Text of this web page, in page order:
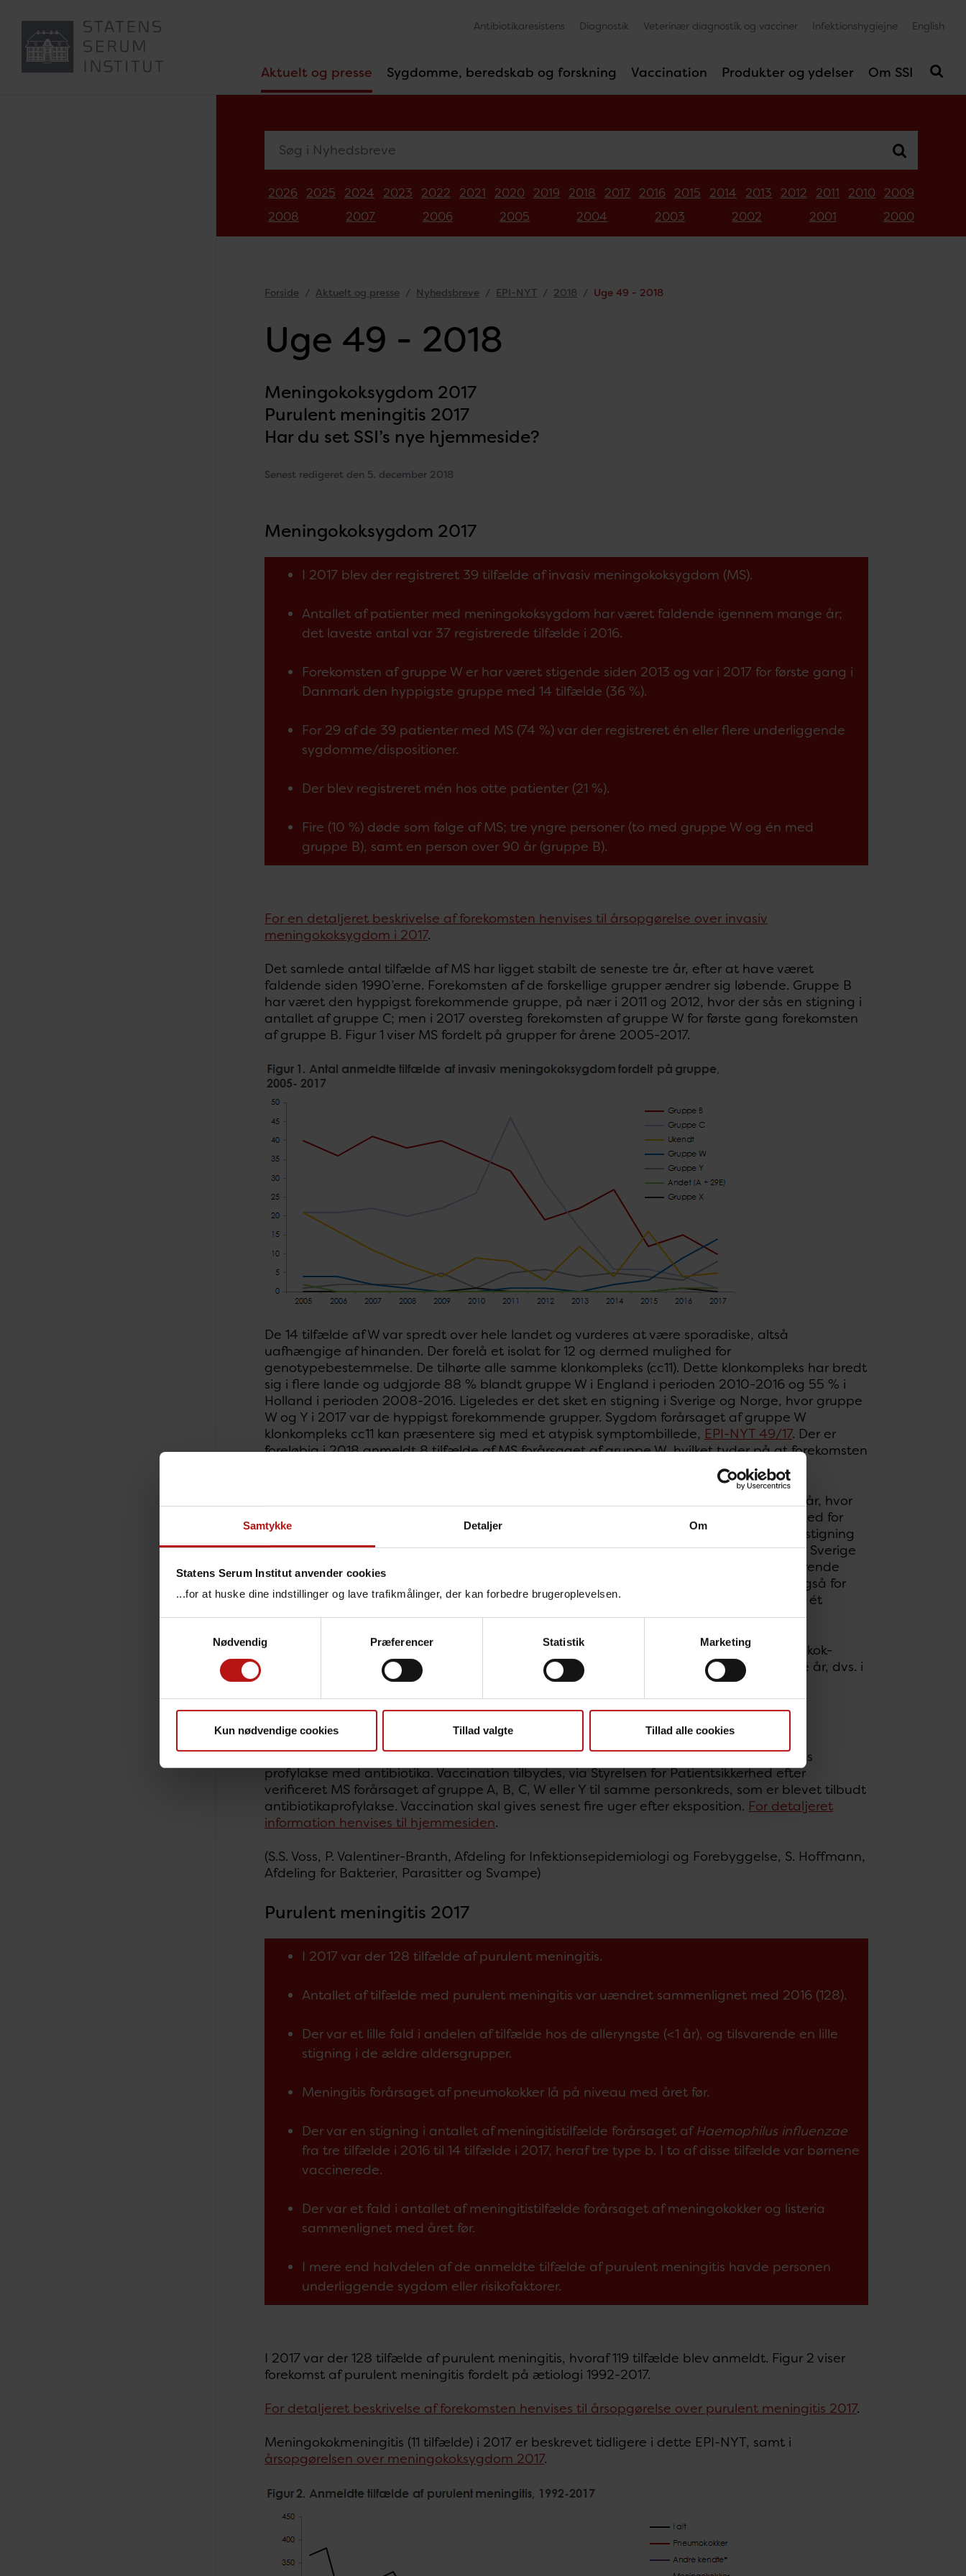
Samtykke Detaljer Om
Statens Serum Institut anvender cookies
...for at huske dine indstillinger og lave trafikmålinger, der kan forbedre brugeroplevelsen.
Nødvendig
Præferencer Statistik Marketing
Kun nødvendige cookies Tillad valgte Tillad alle cookies
Aktuelt og presse Sygdomme, beredskab og forskning Vaccination Produkter og ydelser Om SSI
Antibiotikaresistens Diagnostik Veterinær diagnostik og vacciner Infektionshygiejne English
2026 2025 2024 2023 2022 2021 2020 2019 2018 2017 2016 2015 2014 2013 2012 2011 2010
2009
2008
2007 2006 2005 2004 2003 2002 2001 2000
Forside Aktuelt og presse Nyhedsbreve EPI-NYT 2018 Uge 49 - 2018
Uge 49 - 2018
Meningokoksygdom 2017
Purulent meningitis 2017
Har du set SSI’s nye hjemmeside?
Senest redigeret den 5. december 2018
Meningokoksygdom 2017
I 2017 blev der registreret 39 tilfælde af invasiv meningokoksygdom (MS).
Antallet af patienter med meningokoksygdom har været faldende igennem mange år;
det laveste antal var 37 registrerede tilfælde i 2016.
Forekomsten af gruppe W er har været stigende siden 2013 og var i 2017 for første gang i
Danmark den hyppigste gruppe med 14 tilfælde (36 %).
For 29 af de 39 patienter med MS (74 %) var der registreret én eller flere underliggende
sygdomme/dispositioner.
Der blev registreret mén hos otte patienter (21 %).
Fire (10 %) døde som følge af MS; tre yngre personer (to med gruppe W og én med
gruppe B), samt en person over 90 år (gruppe B).
For en detaljeret beskrivelse af forekomsten henvises til årsopgørelse over invasiv
meningokoksygdom i 2017.
Det samlede antal tilfælde af MS har ligget stabilt de seneste tre år, efter at have været
faldende siden 1990’erne. Forekomsten af de forskellige grupper ændrer sig løbende. Gruppe B
har været den hyppigst forekommende gruppe, på nær i 2011 og 2012, hvor der sås en stigning i
antallet af gruppe C; men i 2017 oversteg forekomsten af gruppe W for første gang forekomsten
af gruppe B. Figur 1 viser MS fordelt på grupper for årene 2005-2017.
De 14 tilfælde af W var spredt over hele landet og vurderes at være sporadiske, altså
uafhængige af hinanden. Der forelå et isolat for 12 og dermed mulighed for
genotypebestemmelse. De tilhørte alle samme klonkompleks (cc11). Dette klonkompleks har bredt
sig i flere lande og udgjorde 88 % blandt gruppe W i England i perioden 2010-2016 og 55 % i
Holland i perioden 2008-2016. Ligeledes er det sket en stigning i Sverige og Norge, hvor gruppe
W og Y i 2017 var de hyppigst forekommende grupper. Sygdom forårsaget af gruppe W
klonkompleks cc11 kan præsentere sig med et atypisk symptombillede, EPI-NYT 49/17. Der er
foreløbig i 2018 anmeldt 8 tilfælde af MS forårsaget af gruppe W, hvilket tyder på at forekomsten
Der var otte tilfælde forårsaget af gruppe Y i 2017 hvilket er en lille stigning fra tidligere år, hvor
der har været mellem 2 og 6 årlige tilfælde. For alle otte forelå isolat og dermed mulighed for
genotypebestemmelse. Ét isolat tilhørte cc92, ét cc167, og seks cc23. Der har været en stigning
af MS forårsaget af gruppe Y cc23 i især Sverige men også i Norge. Gruppe Y cc23 har i Sverige
været den hyppigste årsag til MS i perioden 2011-16 og er hyppigst hos ældre. En tilsvarende
aldersfordeling er også set i denne opgørelse hvor 7 ud af 8 patienter var over 55 år. Også for
gruppe Y tyder det på at forekomsten vil falde i 2018, idet der foreløbig kun er anmeldt ét
tilfælde.
MS forekomsten er på et stabilt lavt niveau. Der er dog set en relativ stigning i meningokok-
grupperne W og Y, men foreløbige tal fra overvågningen tyder på at der i indeværende år, dvs. i
2018, vil ske et fald sammenlignet med 2017.
Profylakse til kontaktpersoner
Husstandslignende kontakter til patienter med mistænkt eller verificeret MS skal tilbydes
profylakse med antibiotika. Vaccination tilbydes, via Styrelsen for Patientsikkerhed efter
verificeret MS forårsaget af gruppe A, B, C, W eller Y til samme personkreds, som er blevet tilbudt
antibiotikaprofylakse. Vaccination skal gives senest fire uger efter eksposition. For detaljeret
information henvises til hjemmesiden.
(S.S. Voss, P. Valentiner-Branth, Afdeling for Infektionsepidemiologi og Forebyggelse, S. Hoffmann,
Afdeling for Bakterier, Parasitter og Svampe)
Purulent meningitis 2017
I 2017 var der 128 tilfælde af purulent meningitis.
Antallet af tilfælde med purulent meningitis var uændret sammenlignet med 2016 (128).
Der var et lille fald i andelen af tilfælde hos de alleryngste (<1 år), og tilsvarende en lille
stigning i de ældre aldersgrupper.
Meningitis forårsaget af pneumokokker lå på niveau med året før.
Der var en stigning i antallet af meningitistilfælde forårsaget af Haemophilus influenzae
fra tre tilfælde i 2016 til 14 tilfælde i 2017, heraf tre type b. I to af disse tilfælde var børnene
vaccinerede.
Der var et fald i antallet af meningitistilfælde forårsaget af meningokokker og listeria
sammenlignet med året før.
I mere end halvdelen af de anmeldte tilfælde af purulent meningitis havde personen
underliggende sygdom eller risikofaktorer.
I 2017 var der 128 tilfælde af purulent meningitis, hvoraf 119 tilfælde blev anmeldt. Figur 2 viser
forekomst af purulent meningitis fordelt på ætiologi 1992-2017.
For detaljeret beskrivelse af forekomsten henvises til årsopgørelse over purulent meningitis 2017.
Meningokokmeningitis (11 tilfælde) i 2017 er beskrevet tidligere i dette EPI-NYT, samt i
årsopgørelsen over meningokoksygdom 2017.